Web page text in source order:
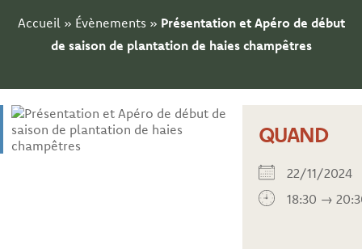
Accueil» Évènements » Présentation et Apéro de début
de saison de plantation de haies champêtres
QUAND
22/11/
18:30 →